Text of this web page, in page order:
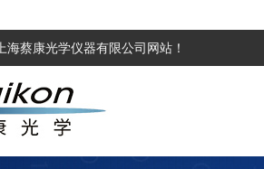
上海蔡康光学仪器有限公司 网站！